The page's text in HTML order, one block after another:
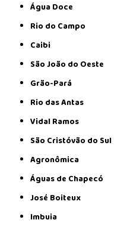
Água Doce
Rio do Campo
Caibi
São João do Oeste
Grão-Pará
Rio das Antas
Vidal Ramos
São Cristóvão do Sul
Agronômica
Águas de Chapecó
José Boiteux
Imbuia